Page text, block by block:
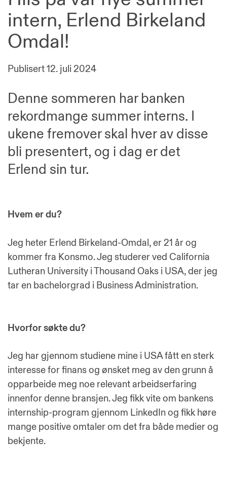
intern, Erlend Birkeland
Omdal!
Publisert12. juli 2024
Denne sommeren har banken
rekordmange summer interns. I
ukene fremover skal hver av disse
bli presentert, og i dag er det
Erlend sin tur.
Hvem er du?
Jeg heter Erlend Birkeland-Omdal, er 21 år og
kommer fra Konsmo. Jeg studerer ved California
Lutheran University i Thousand Oaks i USA, der jeg
tar en bachelorgrad i Business Administration.
Hvorfor søkte du?
Jeg har gjennom studiene mine i USA fått en sterk
interesse for finans og ønsket meg av den grunn å
opparbeide meg noe relevant arbeidserfaring
innenfor denne bransjen. Jeg fikk vite om bankens
internship-program gjennom LinkedIn og fikk høre
mange positive omtaler om det fra både medier og
bekjente.